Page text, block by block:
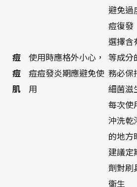
痘
痘
肌
使用時應格外小心，
痘痘發炎期應避免使
用
避免過
痘復發
選擇含
等成分
務必保
細菌滋
每次使
沖洗乾
的地方
建議定
劑對刷
衛生